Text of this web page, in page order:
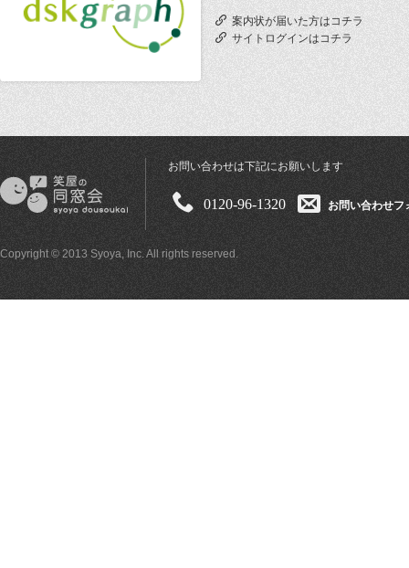
案内状が届いた方はコチラ
サイトログインはコチラ
お問い合わせは下記にお願いします
0120-96-1320 お問い合わせフ
Copyright © 2013 Syoya, Inc. All rights reserved.